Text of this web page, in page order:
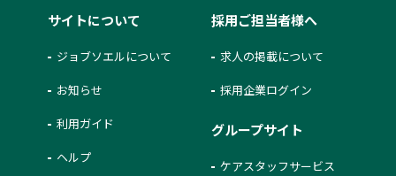
サイトについて
ジョブソエルについて
お知らせ
利用ガイド
ヘルプ
採用ご担当者様へ
求人の掲載について
採用企業ログイン
グループサイト
ケアスタッフサービス